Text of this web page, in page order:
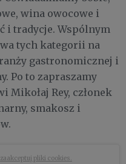
wina owocowe i
i tradycje. Wspólnym
tych kategorii na
gastronomicznej i
Po to zapraszamy
Mikołaj Rey, członek
smakosz i
zaakceptuj pliki cookies.